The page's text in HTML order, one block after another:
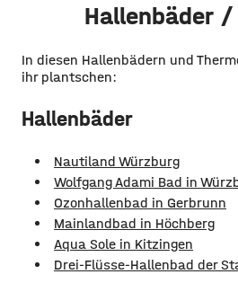
Hallenbäder /
In diesen Hallenbädern und
ihr plantschen:
Hallenbäder
Nautiland Würzburg
Wolfgang Adami Bad in
Ozonhallenbad in Gerbrunn
Mainlandbad in Höchberg
Aqua Sole in Kitzingen
Drei-Flüsse-Hallenbad der